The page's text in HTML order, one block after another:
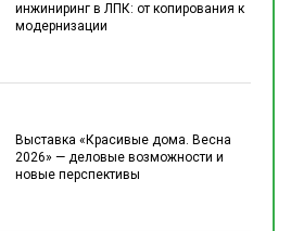
инжиниринг в ЛПК: от копирования к
модернизации
Выставка «Красивые дома. Весна
2026» — деловые возможности и
новые перспективы